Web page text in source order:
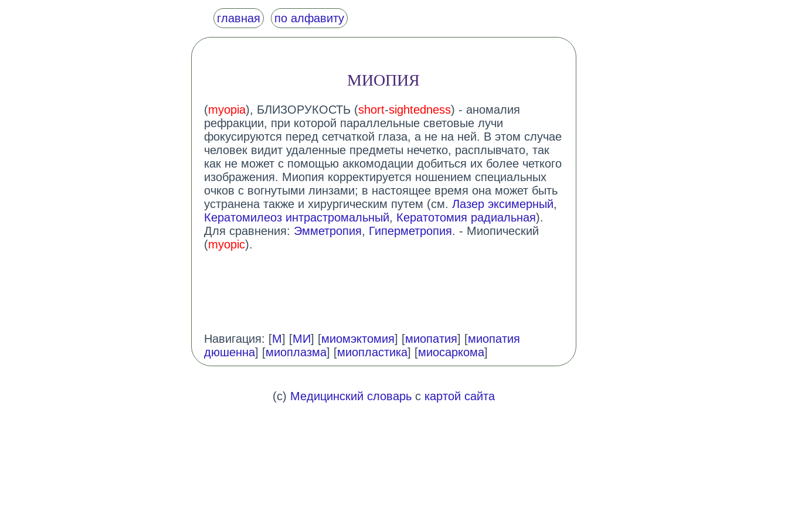
главная по алфавиту
МИОПИЯ
(myopia), БЛИЗОРУКОСТЬ (short-sightedness) - аномалия
рефракции, при которой параллельные световые лучи
фокусируются перед сетчаткой глаза, а не на ней. В этом случае
человек видит удаленные предметы нечетко, расплывчато, так
как не может с помощью аккомодации добиться их более четкого
изображения. Миопия корректируется ношением специальных
очков с вогнутыми линзами; в настоящее время она может быть
устранена также и хирургическим путем (см. Лазер эксимерный,
Кератомилеоз интрастромальный, Кератотомия радиальная).
Для сравнения: Эмметропия, Гиперметропия. - Миопический
(myopic).
Навигация: [М] [МИ] [миомэктомия] [миопатия] [миопатия
дюшенна] [миоплазма] [миопластика] [миосаркома]
(c) Медицинский словарьс картой сайта